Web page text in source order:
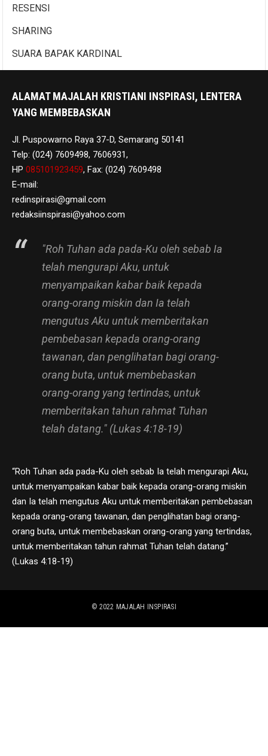
RESENSI
SHARING
SUARA BAPAK KARDINAL
ALAMAT MAJALAH KRISTIANI INSPIRASI, LENTERA
YANG MEMBEBASKAN
Jl. Puspowarno Raya 37-D, Semarang 50141
Telp: (024) 7609498, 7606931,
HP 085101923459, Fax: (024) 7609498
E-mail:
redinspirasi@gmail.com
redaksiinspirasi@yahoo.com
"Roh Tuhan ada pada-Ku oleh sebab Ia
telah mengurapi Aku, untuk
menyampaikan kabar baik kepada
orang-orang miskin dan Ia telah
mengutus Aku untuk memberitakan
pembebasan kepada orang-orang
tawanan, dan penglihatan bagi orang-
orang buta, untuk membebaskan
orang-orang yang tertindas, untuk
memberitakan tahun rahmat Tuhan
telah datang." (Lukas 4:18-19)
“Roh Tuhan ada pada-Ku oleh sebab Ia telah mengurapi Aku,
untuk menyampaikan kabar baik kepada orang-orang miskin
dan Ia telah mengutus Aku untuk memberitakan pembebasan
kepada orang-orang tawanan, dan penglihatan bagi orang-
orang buta, untuk membebaskan orang-orang yang tertindas,
untuk memberitakan tahun rahmat Tuhan telah datang.”
(Lukas 4:18-19)
© 2022 MAJALAH INSPIRASI